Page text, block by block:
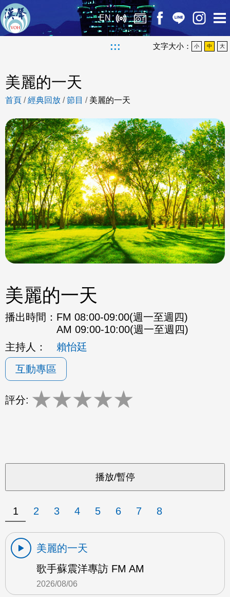
EN
::: 文字大小： 小 中 大
美麗的一天
首頁 /經典回放 /節目 / 美麗的一天
美麗的一天
播出時間： FM 08:00-09:00(週一至週四)
AM 09:00-10:00(週一至週四)
主持人：
賴怡廷
互動專區
評分: ★★★★★
1 2 3 4 5 6 7 8
美麗的一天
歌手蘇震洋專訪 FM AM
2026/08/06